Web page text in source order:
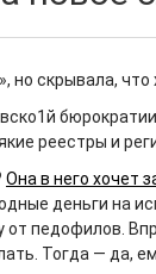
но скрывала,
реестры и
Она в него хочет
деньги на
от педофилов.
Тогда — да,